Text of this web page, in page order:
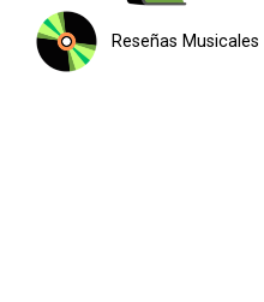
Reseñas Musicales